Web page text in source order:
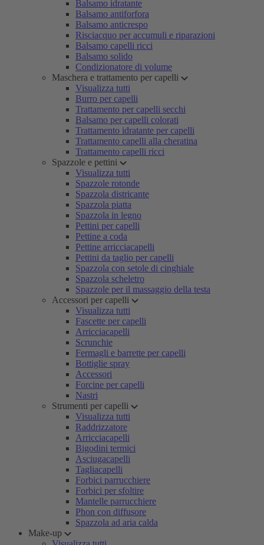
Balsamo idratante
Balsamo antiforfora
Balsamo anticrespo
Risciacquo per accumuli e riparazioni
Balsamo capelli ricci
Balsamo solido
Condizionatore di volume
Maschera e trattamento per capelli
Visualizza tutti
Burro per capelli
Trattamento per capelli secchi
Balsamo per capelli colorati
Trattamento idratante per capelli
Trattamento capelli alla cheratina
Trattamento capelli ricci
Spazzole e pettini
Visualizza tutti
Spazzole rotonde
Spazzola districante
Spazzola piatta
Spazzola in legno
Pettini per capelli
Pettine a coda
Pettine arricciacapelli
Pettini da taglio per capelli
Spazzola con setole di cinghiale
Spazzola scheletro
Spazzole per il massaggio della testa
Accessori per capelli
Visualizza tutti
Fascette per capelli
Arricciacapelli
Scrunchie
Fermagli e barrette per capelli
Bottiglie spray
Accessori
Forcine per capelli
Nastri
Strumenti per capelli
Visualizza tutti
Raddrizzatore
Arricciacapelli
Bigodini termici
Asciugacapelli
Tagliacapelli
Forbici parrucchiere
Forbici per sfoltire
Mantelle parrucchiere
Phon con diffusore
Spazzola ad aria calda
Make-up